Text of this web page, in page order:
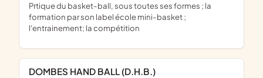
prtique du basket-ball, sous toutes ses formes ; la
formation par son label école mini-basket ;
l'entrainement; la compétition
DOMBES HAND BALL (D.H.B.)